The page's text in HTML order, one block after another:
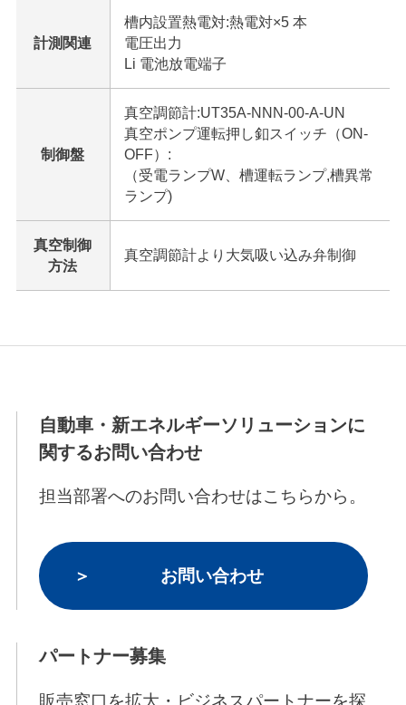
計測関連
槽内設置熱電対:熱電対×5 本
電圧出力
Li 電池放電端子
制御盤
真空調節計:UT35A-NNN-00-A-UN
真空ポンプ運転押し釦スイッチ（ON-
OFF）:
（受電ランプW、槽運転ランプ,槽異常
ランプ)
真空制御
方法
真空調節計より大気吸い込み弁制御
自動車・新エネルギーソリューションに
関するお問い合わせ
担当部署へのお問い合わせはこちらから。
お問い合わせ
パートナー募集
販売窓口を拡大・ビジネスパートナーを探